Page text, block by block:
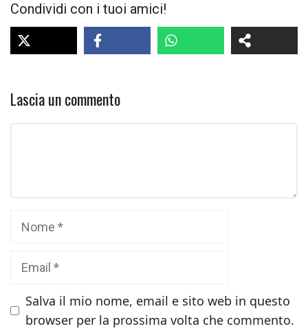
Condividi con i tuoi amici!
Lascia un commento
Salva il mio nome, email e sito web in questo
browser per la prossima volta che commento.